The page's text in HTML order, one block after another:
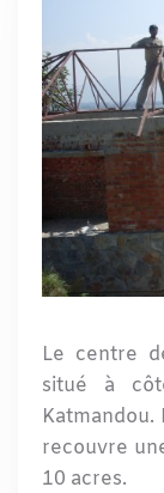
Le centre
situé à
recouvre
10 acres.